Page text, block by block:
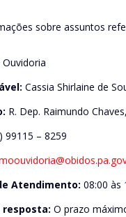
sobre assuntos
Ouvidoria
Cassia Shirlaine de
R. Dep. Raimundo
99115 – 8259
obidos.
Atendimento: 08:00 às
resposta: O prazo